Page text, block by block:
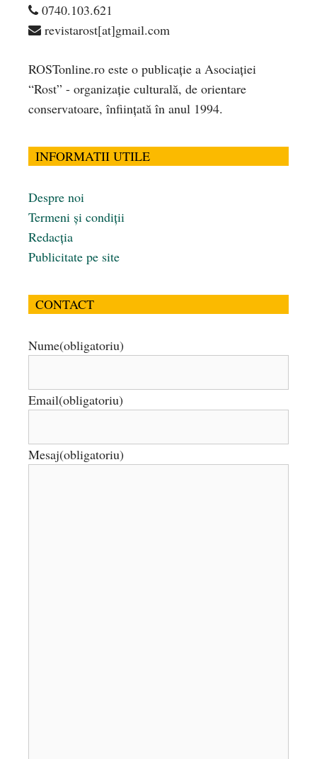
0740.103.621
revistarost[at]gmail.com
ROSTonline.ro este o publicaţie a Asociaţiei
“Rost” - organizaţie culturală, de orientare
conservatoare, înfiinţată în anul 1994.
INFORMATII UTILE
Despre noi
Termeni și condiții
Redacția
Publicitate pe site
CONTACT
Nume(obligatoriu)
Email(obligatoriu)
Mesaj(obligatoriu)